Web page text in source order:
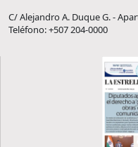
C/ Alejandro A. Duque G. -
Teléfono: +507 204-0000